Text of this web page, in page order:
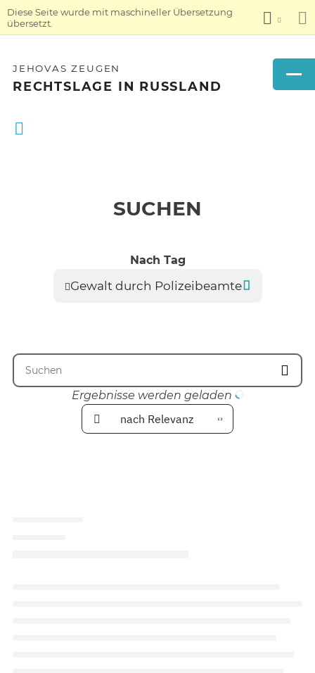
Diese Seite wurde mit maschineller Übersetzung
übersetzt.
JEHOVAS ZEUGEN
RECHTSLAGE IN RUSSLAND
SUCHEN
Nach Tag
Gewalt durch Polizeibeamte
Ergebnisse werden geladen
nach Relevanz